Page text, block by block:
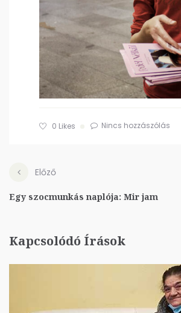
0 Likes Nincs hozzászólás
Előző
Egy szocmunkás naplója: Mir jam
Kapcsolódó Írások